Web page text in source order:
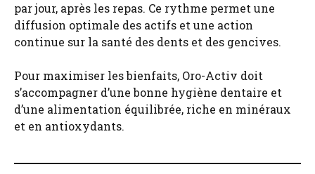
par jour, après les repas. Ce rythme permet une
diffusion optimale des actifs et une action
continue sur la santé des dents et des gencives.
Pour maximiser les bienfaits, Oro-Activ doit
s’accompagner d’une bonne hygiène dentaire et
d’une alimentation équilibrée, riche en minéraux
et en antioxydants.